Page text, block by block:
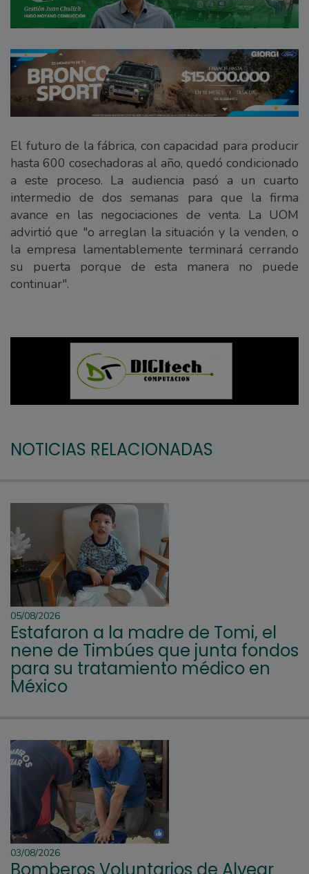
El futuro de la fábrica, con capacidad para producir
hasta 600 cosechadoras al año, quedó condicionado
a este proceso. La audiencia pasó a un cuarto
intermedio de dos semanas para que la firma
avance en las negociaciones de venta. La UOM
advirtió que "o arreglan la situación y la venden, o
la empresa lamentablemente terminará cerrando
su puerta porque de esta manera no puede
continuar".
NOTICIAS RELACIONADAS
05/08/2026
Estafaron a la madre de Tomi, el
nene de Timbúes que junta fondos
para su tratamiento médico en
México
03/08/2026